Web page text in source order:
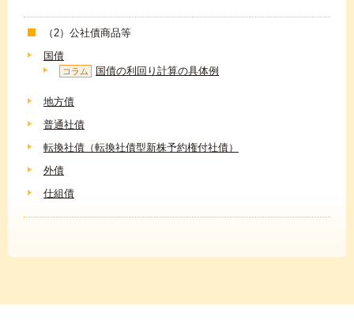
（2）公社債商品等
国債
コラム 国債の利回り計算の具体例
地方債
普通社債
転換社債（転換社債型新株予約権付社債）
外債
仕組債